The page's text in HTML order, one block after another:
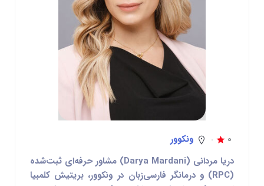
0
ونکوور
دریا مردانی
(Darya Mardani) مشاور حرفه‌ای ثبت‌شده
(RPC) و درمانگر فارسی‌زبان در ونکوور، بریتیش کلمبیا